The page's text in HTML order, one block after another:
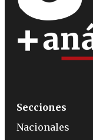
Secciones
Nacionales